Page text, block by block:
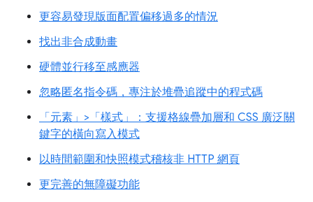
更容易發現版面配置偏移過多的情況
找出非合成動畫
硬體並行移至感應器
忽略匿名指令碼，專注於堆疊追蹤中的程式碼
「元素」>「樣式」：支援格線疊加層和 CSS 廣泛關
鍵字的橫向寫入模式
以時間範圍和快照模式稽核非 HTTP 網頁
更完善的無障礙功能